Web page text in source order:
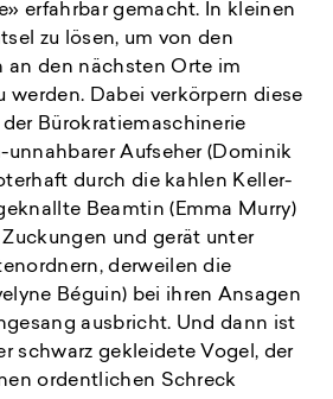
erfahrbar gemacht. In kleinen
zu lösen, um von den
an den nächsten Orte im
werden. Dabei verkörpern diese
Bürokratiemaschinerie
unnahbarer Aufseher (Dominik
durch die kahlen Keller-
Beamtin (Emma Murry)
und gerät unter
derweilen die
Béguin) bei ihren Ansagen
ausbricht. Und dann ist
schwarz gekleidete Vogel, der
ordentlichen Schreck